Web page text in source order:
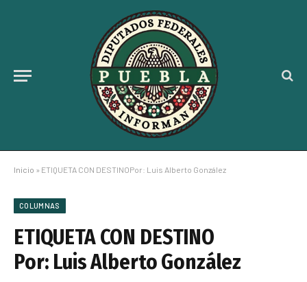
Inicio » ETIQUETA CON DESTINOPor: Luis Alberto González
COLUMNAS
ETIQUETA CON DESTINO
Por: Luis Alberto González